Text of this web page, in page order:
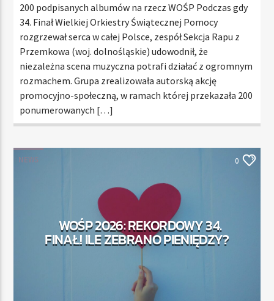
200 podpisanych albumów na rzecz WOŚP Podczas gdy
34. Finał Wielkiej Orkiestry Świątecznej Pomocy
rozgrzewał serca w całej Polsce, zespół Sekcja Rapu z
Przemkowa (woj. dolnośląskie) udowodnił, że
niezależna scena muzyczna potrafi działać z ogromnym
rozmachem. Grupa zrealizowała autorską akcję
promocyjno-społeczną, w ramach której przekazała 200
ponumerowanych […]
NEWS 0
WOŚP 2026: REKORDOWY 34.
FINAŁ! ILE ZEBRANO PIENIĘDZY?